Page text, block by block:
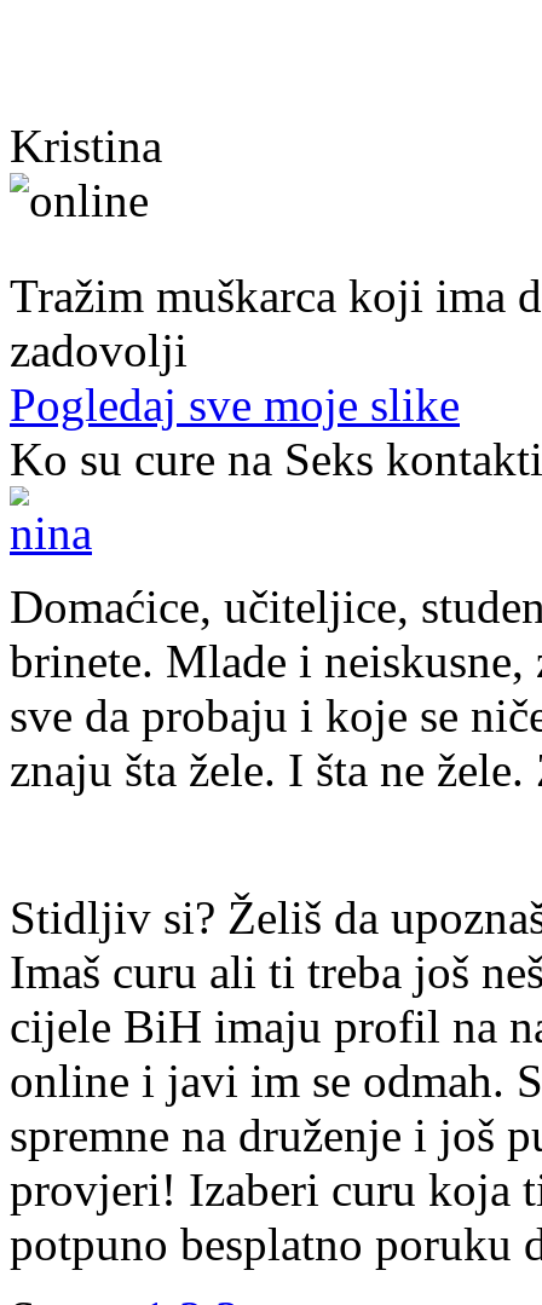
Kristina
Tražim muškarca koji ima
zadovolji
Pogledaj sve moje slike
Ko su cure na Seks
Domaćice, učiteljice,
brinete. Mlade i
sve da probaju i koje se
znaju šta žele. I šta ne
Stidljiv si? Želiš da
Imaš curu ali ti treba još
cijele BiH imaju profil na
online i javi im se odmah.
spremne na druženje i još
provjeri! Izaberi curu koja
potpuno besplatno poruku